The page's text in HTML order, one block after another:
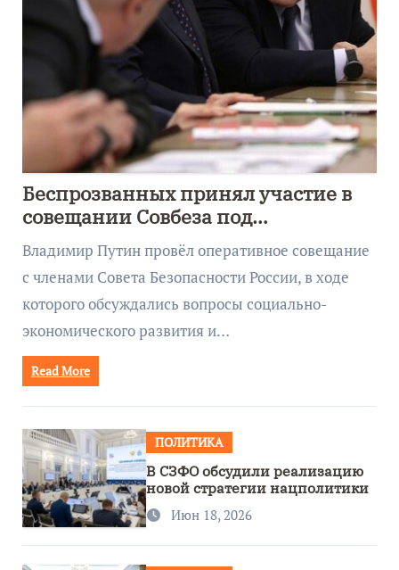
Беспрозванных принял участие в
совещании Совбеза под
руководством Путина
Владимир Путин провёл оперативное совещание
с членами Совета Безопасности России, в ходе
которого обсуждались вопросы социально-
экономического развития и…
Read More
ПОЛИТИКА
В СЗФО обсудили реализацию
новой стратегии нацполитики
Июн 18, 2026